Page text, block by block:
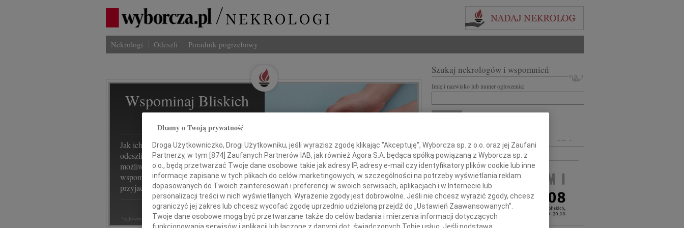
Nekrologi Odeszli Poradnik pogrzebowy
Wspominaj Bliskich
Na Odeszli.pl
Jak ich zapamiętaliśmy? Serwis
odeszli.pl z Grupy Wyborcza, to
możliwość stworzenia unikalnego
wspomnienia. Dziel się nim z rodziną i
przyjaciółmi.
*ogłoszenie
Szukaj nekrologów i wspomnień
Imię i nazwisko lub numer ogłoszenia:
REKLAMA BEZPŁATNA
Dbamy o Twoją prywatność
Droga Użytkowniczko, Drogi Użytkowniku, jeśli wyrazisz zgodę klikając "Akceptuję", Wyborcza sp. z o.o. oraz jej Zaufani
Partnerzy, w tym [ 874 ] Zaufanych Partnerów IAB, jak również Agora S.A. będąca spółką powiązaną z Wyborcza sp. z
o.o., będą przetwarzać Twoje dane osobowe takie jak adresy IP, adresy e-mail czy identyfikatory plików cookie lub inne
informacje zapisane w tych plikach do celów marketingowych, w szczególności na potrzeby wyświetlania reklam
dopasowanych do Twoich zainteresowań i preferencji w swoich serwisach, aplikacjach i w Internecie lub
personalizacji treści w nich wyświetlanych. Wyrażenie zgody jest dobrowolne. Jeśli nie chcesz wyrazić zgody, chcesz
ograniczyć jej zakres lub chcesz wycofać zgodę uprzednio udzieloną przejdź do „Ustawień Zaawansowanych”.
Twoje dane osobowe mogą być przetwarzane także do celów badania i mierzenia informacji dotyczących